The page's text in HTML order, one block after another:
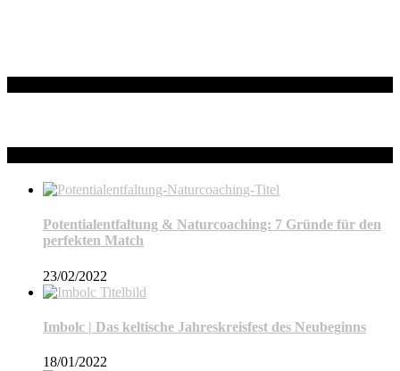
Potentialentfaltung & Naturcoaching: 7 Gründe für den
perfekten Match
23/02/2022
Imbolc | Das keltische Jahreskreisfest des Neubeginns
18/01/2022